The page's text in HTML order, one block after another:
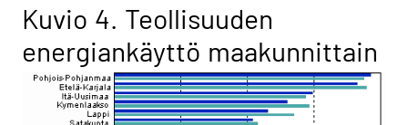
Kuvio 4. Teollisuuden
energiankäyttö maakunnittain